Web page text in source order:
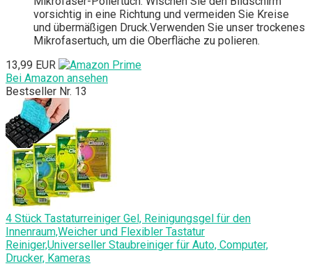
vorsichtig in eine Richtung und vermeiden Sie Kreise
und übermäßigen Druck.Verwenden Sie unser trockenes
Mikrofasertuch, um die Oberfläche zu polieren.
13,99 EUR
Bei Amazon ansehen
Bestseller Nr. 13
4 Stück Tastaturreiniger Gel, Reinigungsgel für den
Innenraum,Weicher und Flexibler Tastatur
Reiniger,Universeller Staubreiniger für Auto, Computer,
Drucker, Kameras